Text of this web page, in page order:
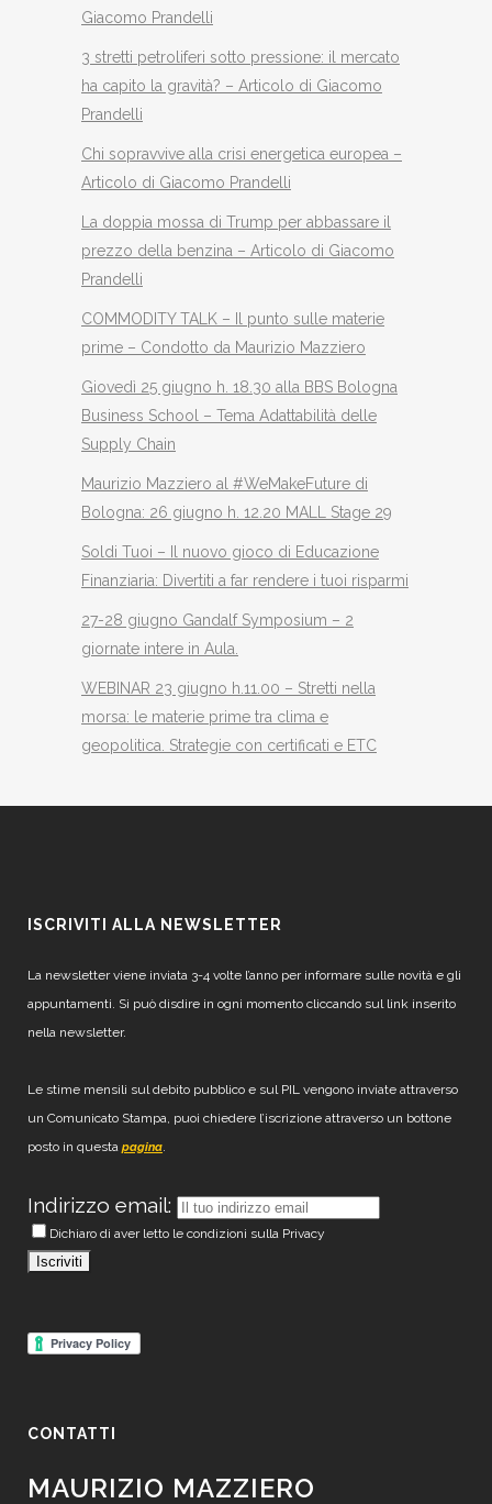
Giacomo Prandelli
3 stretti petroliferi sotto pressione: il mercato
ha capito la gravità? – Articolo di Giacomo
Prandelli
Chi sopravvive alla crisi energetica europea –
Articolo di Giacomo Prandelli
La doppia mossa di Trump per abbassare il
prezzo della benzina – Articolo di Giacomo
Prandelli
COMMODITY TALK – Il punto sulle materie
prime – Condotto da Maurizio Mazziero
Giovedì 25 giugno h. 18.30 alla BBS Bologna
Business School – Tema Adattabilità delle
Supply Chain
Maurizio Mazziero al #WeMakeFuture di
Bologna: 26 giugno h. 12.20 MALL Stage 29
Soldi Tuoi – Il nuovo gioco di Educazione
Finanziaria: Divertiti a far rendere i tuoi risparmi
27-28 giugno Gandalf Symposium – 2
giornate intere in Aula.
WEBINAR 23 giugno h.11.00 – Stretti nella
morsa: le materie prime tra clima e
geopolitica. Strategie con certificati e ETC
ISCRIVITI ALLA NEWSLETTER
La newsletter viene inviata 3-4 volte l’anno per informare sulle novità e gli
appuntamenti. Si può disdire in ogni momento cliccando sul link inserito
nella newsletter.
Le stime mensili sul debito pubblico e sul PIL vengono inviate attraverso
un Comunicato Stampa, puoi chiedere l’iscrizione attraverso un bottone
posto in questa pagina.
Indirizzo email:
Dichiaro di aver letto le condizioni sulla Privacy
CONTATTI
MAURIZIO MAZZIERO